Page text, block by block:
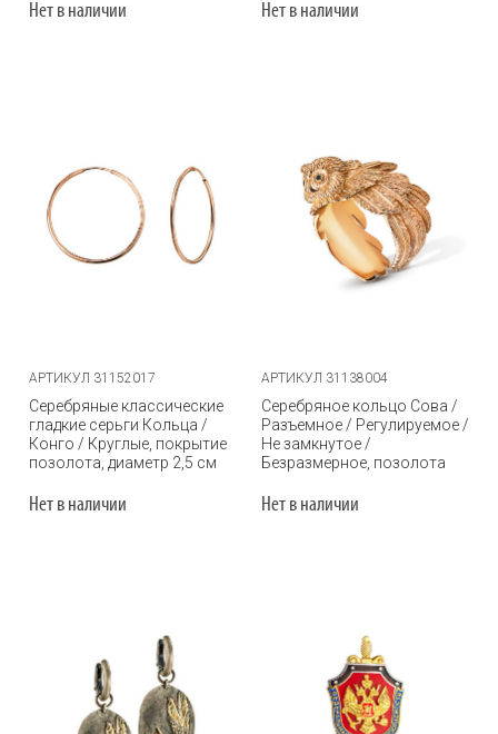
Нет в наличии Нет в наличии
АРТИКУЛ 31152017
Серебряные классические
гладкие серьги Кольца /
Конго / Круглые, покрытие
позолота, диаметр 2,5 см
Нет в наличии
АРТИКУЛ 31138004
Серебряное кольцо Сова /
Разъемное / Регулируемое /
Не замкнутое /
Безразмерное, позолота
Нет в наличии